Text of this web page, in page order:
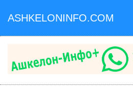
ASHKELONINFO.COM